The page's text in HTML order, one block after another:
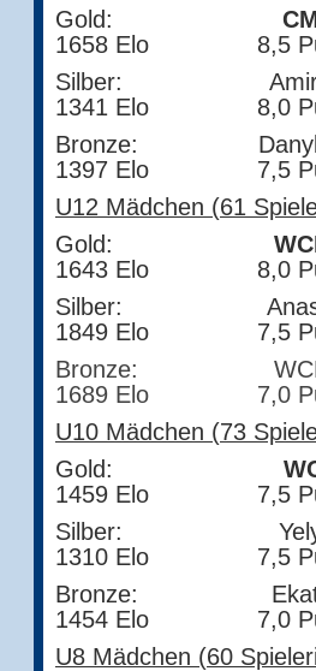
Gold:
1658 Elo 8,5
Silber: Amir
1341 Elo 8,0
Bronze:
1397 Elo 7,5
U12 Mädchen (61
Gold:
1643 Elo 8,0
Silber:
1849 Elo 7,5
Bronze:
1689 Elo 7,0
U10 Mädchen (73
Gold:
1459 Elo 7,5
Silber:
1310 Elo 7,5
Bronze:
1454 Elo 7,0
U8 Mädchen (60